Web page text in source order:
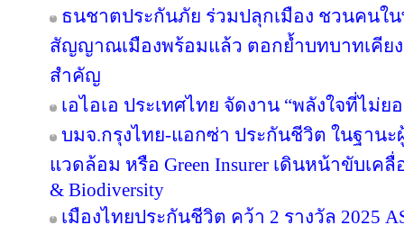
ธนชาตประกันภัย ร่วมปลุกเมือง ชวนคนใ
สัญญาณเมืองพร้อมแล้ว ตอกย้ำบทบาทเคีย
สำคัญ
เอไอเอ ประเทศไทย จัดงาน “พลังใจที่ไม่
บมจ.กรุงไทย-แอกซ่า ประกันชีวิต ในฐาน
แวดล้อม หรือ Green Insurer เดินหน้าขับเคลื่
& Biodiversity
เมืองไทยประกันชีวิต คว้า 2 รางวัล 2025